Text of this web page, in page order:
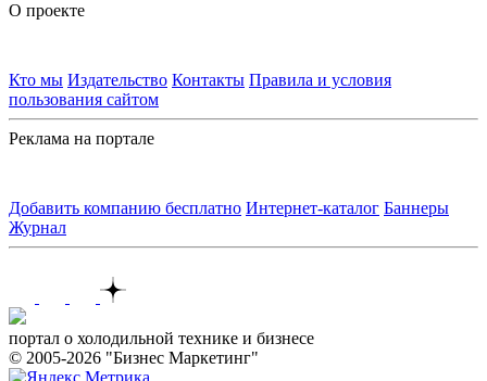
О проекте
Кто мы Издательство Контакты Правила и условия
пользования сайтом
Реклама на портале
Добавить компанию бесплатно Интернет-каталог Баннеры
Журнал
портал о холодильной технике и бизнесе
© 2005-2026 "Бизнес Маркетинг"